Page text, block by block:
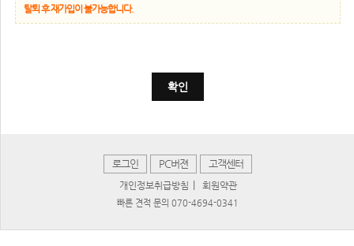
탈퇴 후재가입이 불가능합니다.
확인
로그인 PC버젼 고객센터
개인정보취급방침 회원약관
빠른 견적 문의 070-4694-0341